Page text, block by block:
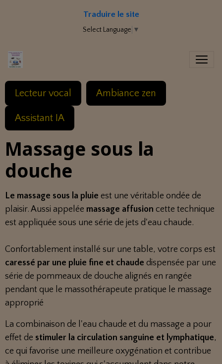
Traduire le site
Select Language ▼
Lecteur vocal Ambiance zen
Assistant IA
Massage sous la
douche
Le massage sous la pluie est une véritable ondée de
plaisir. Aussi appelée massage affusion cette technique
est appliquée sous une série de jets d'eau chaude.
Confortablement installé sur une table, votre corps est
caressé par une pluie fine et chaude dispensée par une
série de pommeaux de douche alignés en rangée
pendant que le massothérapeute pratique le massage
approprié
La combinaison de l'eau chaude et du massage a pour
effet de stimuler la circulation sanguine et lymphatique,
ce qui favorise une meilleure oxygénation et contribue